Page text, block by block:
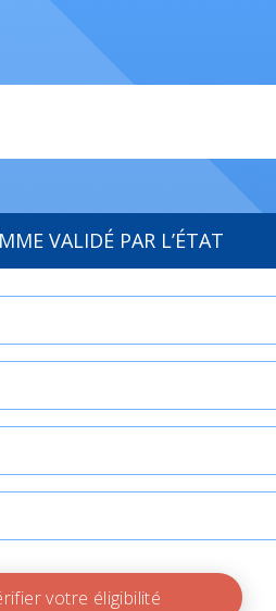
VALIDÉ PAR L’ÉTAT
Vérifier votre éligibilité